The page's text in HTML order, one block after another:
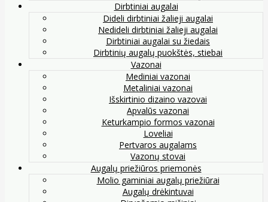
Dirbtiniai augalai
Dideli dirbtiniai žalieji augalai
Nedideli dirbtiniai žalieji augalai
Dirbtiniai augalai su žiedais
Dirbtinių augalų puokštės, stiebai
Vazonai
Mediniai vazonai
Metaliniai vazonai
Išskirtinio dizaino vazovai
Apvalūs vazonai
Keturkampio formos vazonai
Loveliai
Pertvaros augalams
Vazonų stovai
Augalų priežiūros priemonės
Molio gaminiai augalų priežiūrai
Augalų drėkintuvai